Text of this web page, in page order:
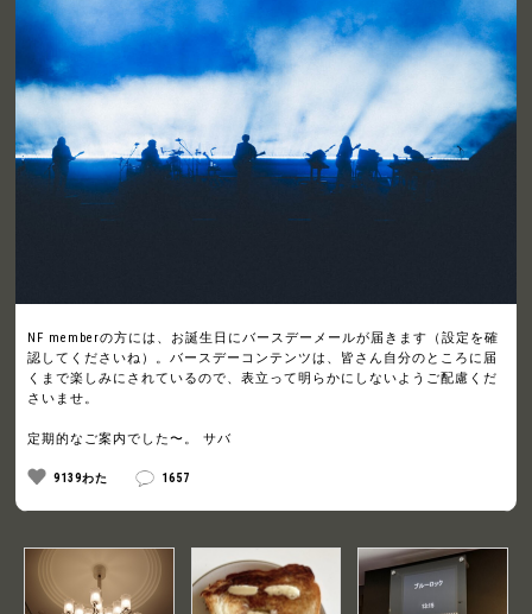
NF memberの方には、お誕生日にバースデーメールが届きます（設定を確
認してくださいね）。バースデーコンテンツは、皆さん自分のところに届
くまで楽しみにされているので、表立って明らかにしないようご配慮くだ
さいませ。
定期的なご案内でした〜。 サバ
9139わた 1657